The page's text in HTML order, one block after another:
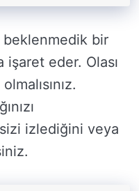
beklenmedik bir
işaret eder. Olası
izlediğini veya